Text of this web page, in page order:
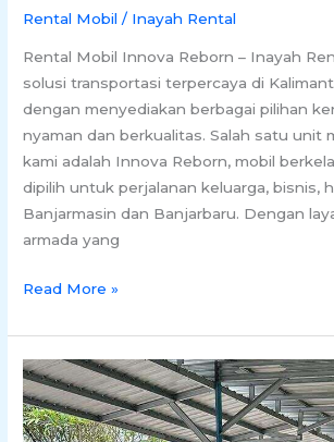
Rental Mobil / Inayah Rental
Rental Mobil Innova Reborn – Inayah
solusi transportasi terpercaya di
dengan menyediakan berbagai pilihan
nyaman dan berkualitas. Salah satu unit
kami adalah Innova Reborn, mobil
dipilih untuk perjalanan keluarga, bisnis,
Banjarmasin dan Banjarbaru. Dengan
armada yang
Read More »
Rental
Sewa
Mobil